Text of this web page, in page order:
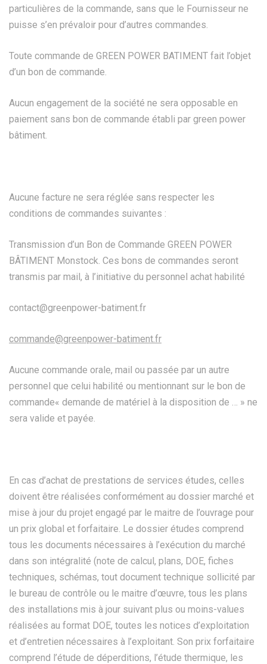
particulières de la commande, sans que le Fournisseur ne
puisse s’en prévaloir pour d’autres commandes.
Toute commande de GREEN POWER BATIMENT fait l’objet
d’un bon de commande.
Aucun engagement de la société ne sera opposable en
paiement sans bon de commande établi par green power
bâtiment.
Aucune facture ne sera réglée sans respecter les
conditions de commandes suivantes :
Transmission d’un Bon de Commande GREEN POWER
BÂTIMENT Monstock. Ces bons de commandes seront
transmis par mail, à l’initiative du personnel achat habilité
contact@greenpower-batiment.fr
commande@greenpower-batiment.fr
Aucune commande orale, mail ou passée par un autre
personnel que celui habilité ou mentionnant sur le bon de
commande« demande de matériel à la disposition de … » ne
sera valide et payée.
En cas d’achat de prestations de services études, celles
doivent être réalisées conformément au dossier marché et
mise à jour du projet engagé par le maitre de l’ouvrage pour
un prix global et forfaitaire. Le dossier études comprend
tous les documents nécessaires à l’exécution du marché
dans son intégralité (note de calcul, plans, DOE, fiches
techniques, schémas, tout document technique sollicité par
le bureau de contrôle ou le maitre d’œuvre, tous les plans
des installations mis à jour suivant plus ou moins-values
réalisées au format DOE, toutes les notices d’exploitation
et d’entretien nécessaires à l’exploitant. Son prix forfaitaire
comprend l’étude de déperditions, l’étude thermique, les